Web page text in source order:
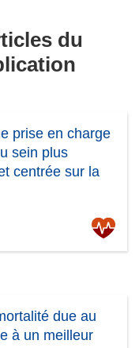
du
prise en charge
sein plus
centrée sur la
due au
à un meilleur